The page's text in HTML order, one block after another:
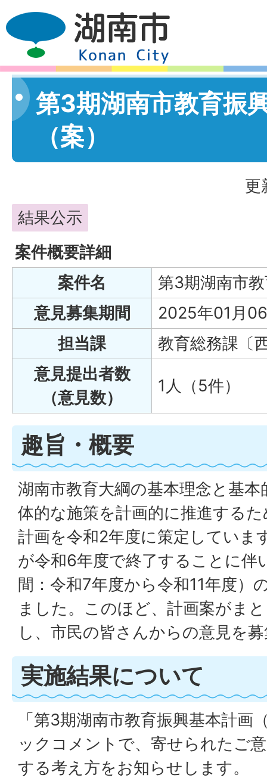
第3期湖南市教育振
（案）
更
結果公示
案件概要詳細
案件名
第3期湖南市
意見募集期間
2025年01月
担当課
教育総務課〔
意見提出者数
（意見数）
1人（5件）
趣旨・概要
湖南市教育大綱の基本理念と基
体的な施策を計画的に推進する
計画を令和2年度に策定していま
が令和6年度で終了することに伴
間：令和7年度から令和11年度）
ました。このほど、計画案がま
し、市民の皆さんからの意見を
実施結果について
「第3期湖南市教育振興基本計画
ックコメントで、寄せられたご
する考え方をお知らせします。